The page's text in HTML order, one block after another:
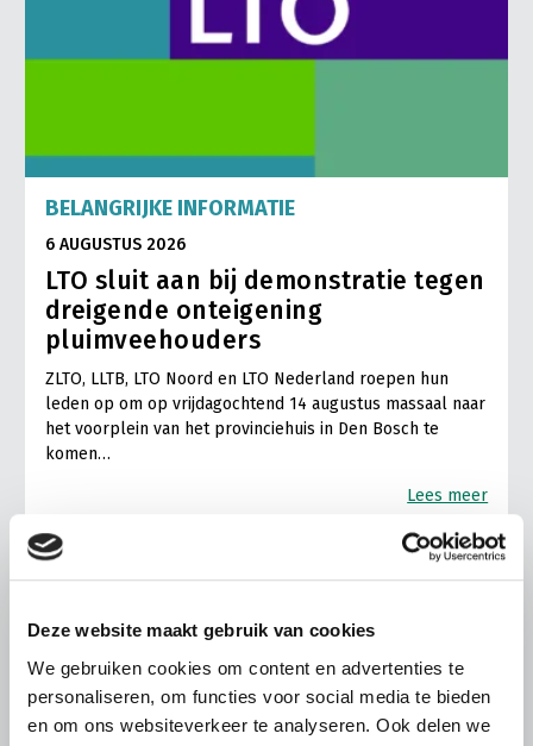
Deze website maakt gebruik van cookies
We gebruiken cookies om content en advertenties te
personaliseren, om functies voor social media te bieden
en om ons websiteverkeer te analyseren. Ook delen we
BELANGRIJKE INFORMATIE
6 AUGUSTUS 2026
LTO sluit aan bij demonstratie tegen
dreigende onteigening
pluimveehouders
ZLTO, LLTB, LTO Noord en LTO Nederland roepen hun
leden op om op vrijdagochtend 14 augustus massaal naar
het voorplein van het provinciehuis in Den Bosch te
komen…
Lees meer